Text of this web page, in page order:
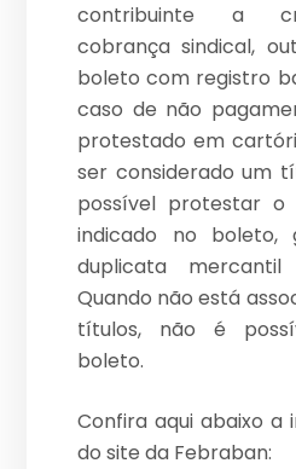
contribuinte a
cobrança sindical,
boleto com registro
caso de não
protestado em
ser considerado um
possível protestar
indicado no boleto,
duplicata
Quando não está
títulos, não é
boleto.
Confira aqui abaixo a
do site da Febraban: